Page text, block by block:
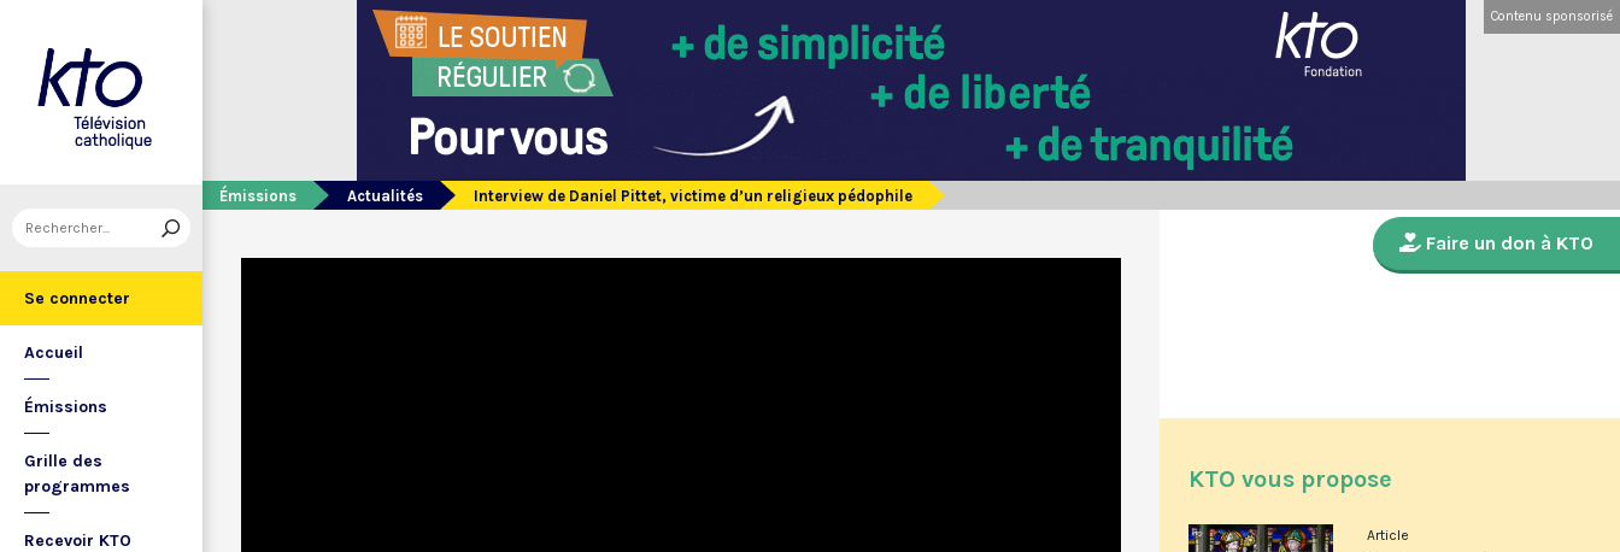
Se connecter
Accueil
Émissions
Grille des
programmes
Recevoir KTO
Contenu sponsorisé
Émissions Actualités Interview de Daniel Pittet, victime d’un religieux pédophile
Faire un don à KTO
KTO vous propose
Article